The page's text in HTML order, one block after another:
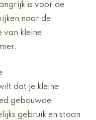
is voor de
naar de
van kleine
dat je kleine
gebouwde
gebruik en staan